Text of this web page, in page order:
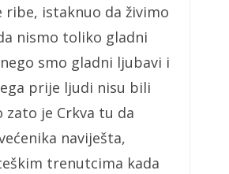
ribe, istaknuo da živimo
nismo toliko gladni
smo gladni ljubavi i
prije ljudi nisu bili
zato je Crkva tu da
naviješta,
trenutcima kada